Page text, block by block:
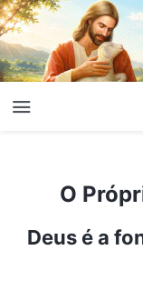
O
Deus é a